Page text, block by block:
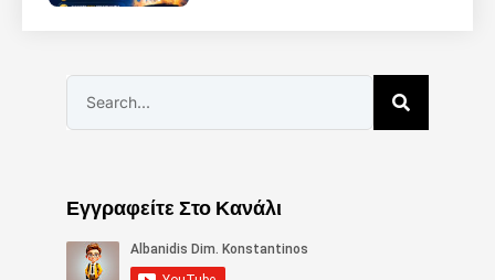
Εγγραφείτε Στο Κανάλι